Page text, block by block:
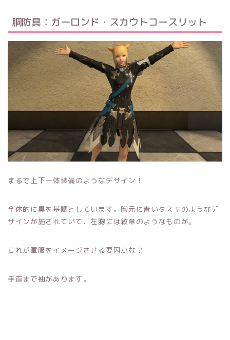
胴防具：ガーロンド・スカウトコースリット
まるで上下一体装備のようなデザイン！
全体的に黒を基調としています。胸元に青いタスキのようなデ
ザインが施されていて、左胸には紋章のようなものが。
これが軍服をイメージさせる要因かな？
手首まで袖があります。